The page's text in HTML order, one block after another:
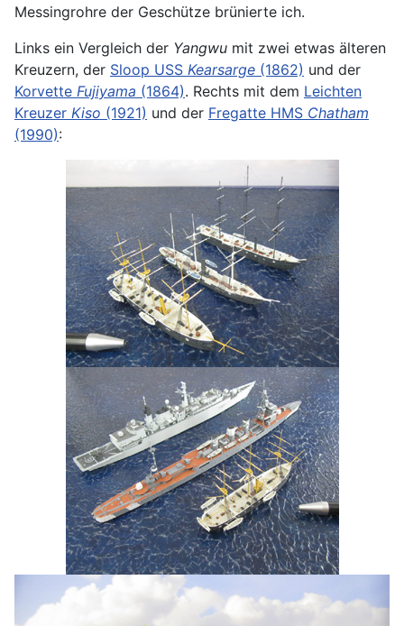
Messingrohre der Geschütze brünierte ich.
Links ein Vergleich der Yangwu mit zwei etwas älteren
Kreuzern, der Sloop USS Kearsarge (1862) und der
Korvette Fujiyama (1864). Rechts mit dem Leichten
Kreuzer Kiso (1921) und der Fregatte HMS Chatham
(1990):